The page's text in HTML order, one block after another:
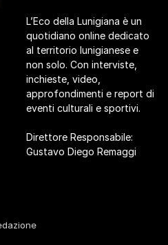
L’Eco della Lunigiana è un
quotidiano online dedicato
al territorio lunigianese e
non solo. Con interviste,
inchieste, video,
approfondimenti e report di
eventi culturali e sportivi.
Direttore Responsabile:
Gustavo Diego Remaggi